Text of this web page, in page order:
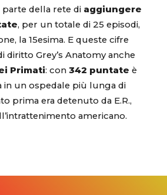
parte della rete di aggiungere
, per un totale di 25 episodi,
la 15esima. E queste cifre
diritto Grey’s Anatomy anche
Primati: con 342 puntate è
in un ospedale più lunga di
prima era detenuto da E.R.,
americano.